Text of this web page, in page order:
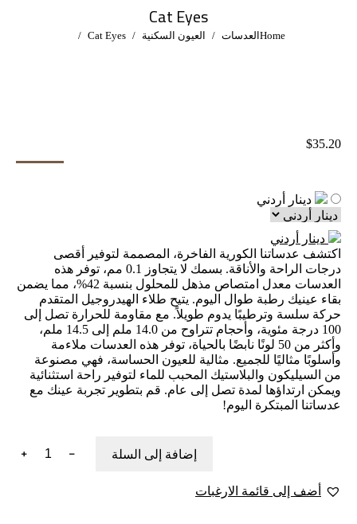
Cat Eyes
You are here:
Homeالعدسات العيون السكنية Cat Eyes
$35.20
دينار أردني
دينار أردني
اكتشف عدساتنا الكورية الفاخرة، المصممة لتوفير أقصى
درجات الراحة والأناقة. بسمك لا يتجاوز 0.1 مم، توفر هذه
العدسات معدل امتصاص مذهل للمحلول بنسبة 42%، مما يضمن
بقاء عينيك رطبة طوال اليوم. يتيح طلاء الهيدروجيل المتقدم
حركة سلسة وترطيبًا يدوم طويلاً. مع مقاومة للحرارة تصل إلى
100 درجة مئوية، وأحجام تتراوح من 14.0 ملم إلى 14.5 ملم،
وأكثر من 50 لونًا نابضًا بالحياة، توفر هذه العدسات ملاءمة
وأسلوبًا مثاليًا للجميع. مثالية للعيون الحساسة، فهي مصنوعة
من السيليكون والبلاستيك المحبب للماء لتوفير راحة استثنائية
ويمكن ارتداؤها لمدة تصل إلى عام. قم بتطوير تجربة عينك مع
عدساتنا المبتكرة اليوم!
Cat
﹣
﹢ إضافة إلى السلة
أضف إلى قائمة الارغبات